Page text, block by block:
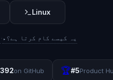
Linux
· ▸یہ کیسے کام کرتا ہے؟
392on GitHub 🏆#5Product